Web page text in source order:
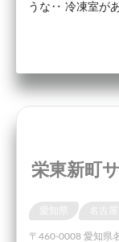
うな‥ 冷凍室が
栄東新町
名古屋
〒460-0008 愛知県